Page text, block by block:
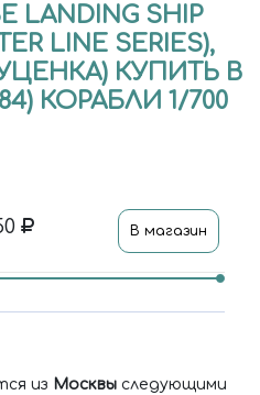
LANDING SHIP
LINE SERIES),
КУПИТЬ В
КОРАБЛИ 1/700
В магазин
из Москвы следующими